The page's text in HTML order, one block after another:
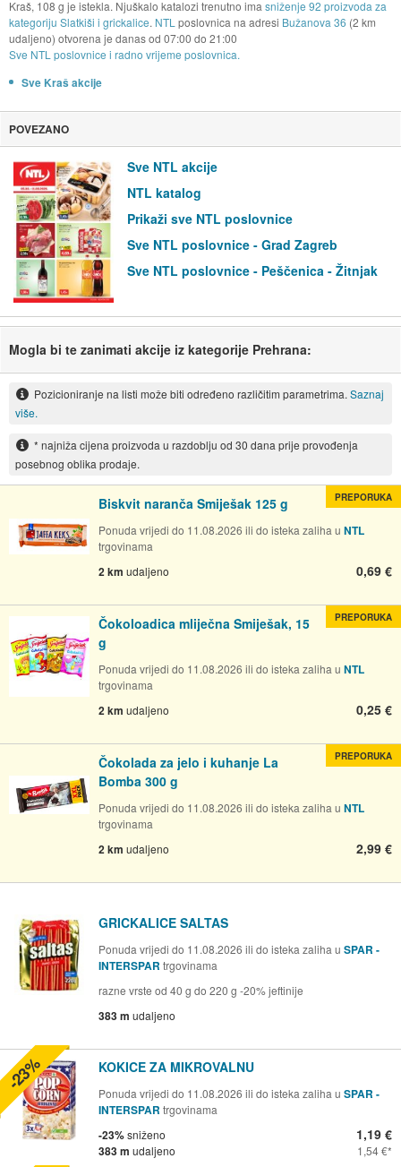
Kraš, 108 g je istekla. Njuškalo katalozi trenutno ima sniženje 92 proizvoda za
kategoriju Slatkiši i grickalice. NTL poslovnica na adresi Bužanova 36 (2 km
udaljeno) otvorena je danas od 07:00 do 21:00
Sve NTL poslovnice i radno vrijeme poslovnica.
Sve Kraš akcije
POVEZANO
Sve NTL akcije
NTL katalog
Prikaži sve NTL poslovnice
Sve NTL poslovnice - Grad Zagreb
Sve NTL poslovnice - Peščenica - Žitnjak
Mogla bi te zanimati akcije iz kategorije Prehrana:
Pozicioniranje na listi može biti određeno različitim parametrima. Saznaj
više.
* najniža cijena proizvoda u razdoblju od 30 dana prije provođenja
posebnog oblika prodaje.
Biskvit naranča Smiješak 125 g
Ponuda vrijedi do 11.08.2026 ili do isteka zaliha u NTL
trgovinama
2 km udaljeno 0,69 €
PREPORUKA
Čokoloadica mliječna Smiješak, 15
g
Ponuda vrijedi do 11.08.2026 ili do isteka zaliha u NTL
trgovinama
2 km udaljeno 0,25 €
PREPORUKA
Čokolada za jelo i kuhanje La
Bomba 300 g
Ponuda vrijedi do 11.08.2026 ili do isteka zaliha u NTL
trgovinama
2 km udaljeno 2,99 €
PREPORUKA
GRICKALICE SALTAS
Ponuda vrijedi do 11.08.2026 ili do isteka zaliha u SPAR -
INTERSPAR trgovinama
razne vrste od 40 g do 220 g -20% jeftinije
383 m udaljeno
KOKICE ZA MIKROVALNU
Ponuda vrijedi do 11.08.2026 ili do isteka zaliha u SPAR -
INTERSPAR trgovinama
-23%sniženo
383 m udaljeno
1,19 €
1,54 €
-23%